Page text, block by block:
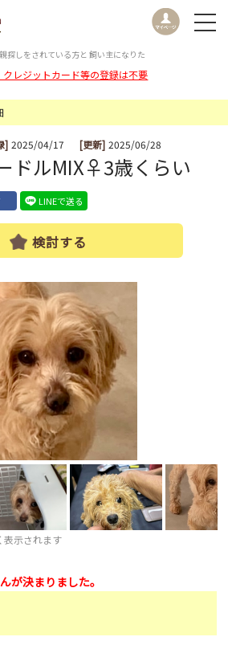
探しをされている方と 飼い主になりた
レジットカード等の登録は不要
] 2025/04/17 [更新] 2025/06/28
ルMIX♀3歳くらい
LINEで送る
検討する
表示されます
が決まりました。